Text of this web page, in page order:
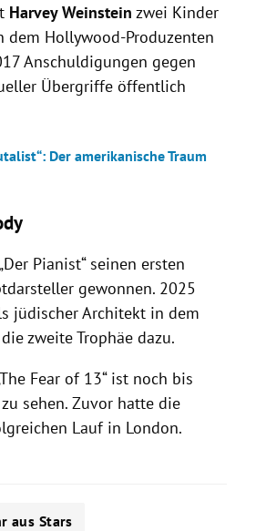
Harvey Weinstein zwei Kinder
dem Hollywood-Produzenten
Anschuldigungen gegen
Übergriffe öffentlich
Der amerikanische Traum
Pianist“ seinen ersten
gewonnen. 2025
jüdischer Architekt in dem
zweite Trophäe dazu.
Fear of 13“ ist noch bis
sehen. Zuvor hatte die
Lauf in London.
aus Stars